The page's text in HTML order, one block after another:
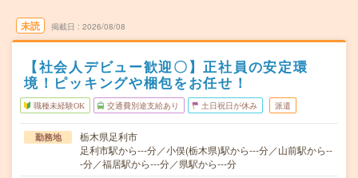
未読 掲載日 2026/08/08
【社会人デビュー歓迎〇】正社員の安定環
境！ピッキングや梱包をお任せ！
職種未経験OK 交通費別途支給あり 土日祝日が休み 派遣
勤務地
栃木県足利市
足利市駅から---分／小俣(栃木県)駅から---分／山前駅から--
-分／福居駅から---分／県駅から---分